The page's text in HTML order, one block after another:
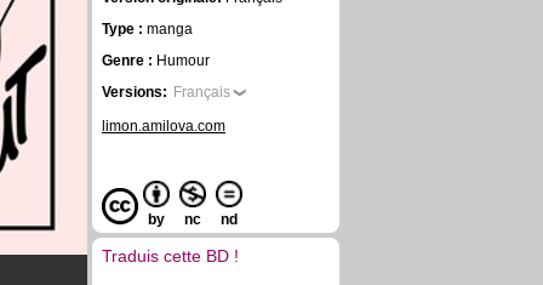
Type : manga
Genre : Humour
Versions: Français
limon.amilova.com
by nc nd
Traduis cette BD !